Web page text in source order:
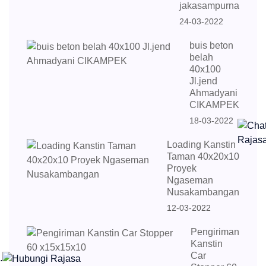
jakasampurna
24-03-2022
buis beton
belah
40x100
Jl.jend
Ahmadyani
CIKAMPEK
18-03-2022
Loading Kanstin
Taman 40x20x10
Proyek
Ngaseman
Nusakambangan
12-03-2022
Pengiriman
Kanstin
Car
.